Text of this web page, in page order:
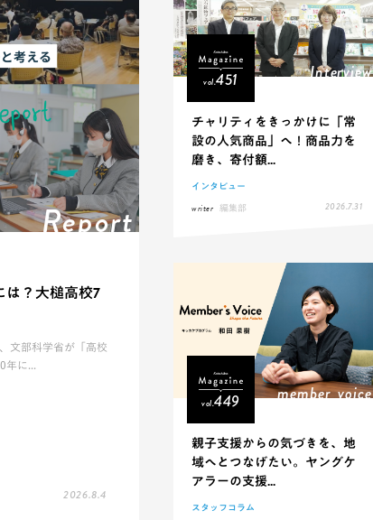
Report
は？大槌高校7
文部科学省が「高校
に...
2026.8.4
vol.451 Interview
チャリティをきっかけに「常
設の人気商品」へ！商品力を
磨き、寄付額...
インタビュー
writer
編集部 2026.7.31
vol.449 member_voice
親子支援からの気づきを、地
域へとつなげたい。ヤングケ
アラーの支援...
スタッフコラム